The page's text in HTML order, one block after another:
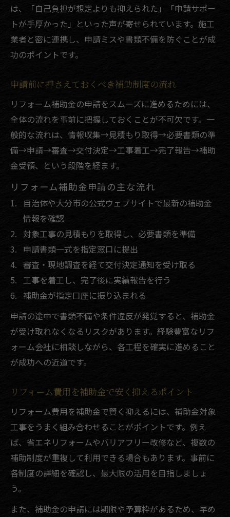
は、「自己負担が想定よりも抑えられた」「申請サポー
トが手厚かった」といった声が寄せられています。施工
業者と密に連携し、申請ミスや書類不備を防ぐことが成
功のポイントです。
申請前に押さえておくべき補助制度の流れ
リフォーム補助金の申請をスムーズに進めるためには、
全体の流れを事前に把握しておくことが不可欠です。一
般的な流れは、情報収集→見積もり取得→必要書類の準
備→申請→審査→交付決定→工事着工→完了報告→補助
金受領、という段階を経ます。
リフォーム補助金申請の主な流れ
自治体や大分市の公式ウェブサイトで最新の補助金
情報を確認
対象工事の見積もりを取得し、必要書類を準備
申請書類一式を指定窓口に提出
審査・現地調査を経て交付決定通知を受け取る
工事を着工し、完了後に実績報告を行う
補助金が指定口座に振り込まれる
申請の途中で書類不備や条件違反が発覚すると、補助金
が受け取れなくなるリスクがあります。経験豊富なリフ
ォーム会社に相談しながら、各工程を確実に進めること
が成功への近道です。
リフォーム費用を補助金で安く抑えるポイント
リフォーム費用を補助金で賢く抑えるには、補助金対象
工事をうまく組み合わせることがポイントです。例え
ば、省エネリフォームやバリアフリー改修など、複数の
補助制度が重複して利用できる場合もあります。事前に
各制度の詳細を確認し、最大限の活用を目指しましょ
う。
また、補助金の申請には期限や予算枠があるため、早め